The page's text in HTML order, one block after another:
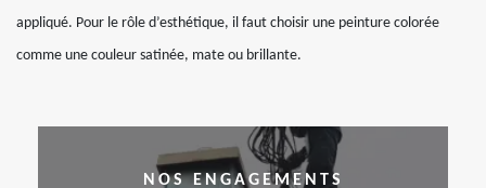
appliqué. Pour le rôle d’esthétique, il faut choisir une peinture colorée
comme une couleur satinée, mate ou brillante.
NOS ENGAGEMENTS